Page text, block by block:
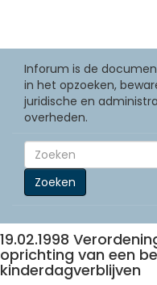
Inforum is de
in het opzoeken,
juridische en
overheden.
Zoeken
19.02.1998
oprichting van een
kinderdagverblijven